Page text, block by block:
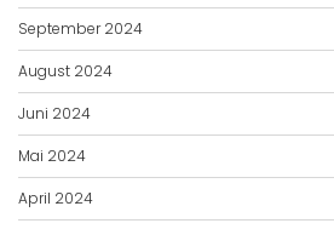
September 2024
August 2024
Juni 2024
Mai 2024
April 2024